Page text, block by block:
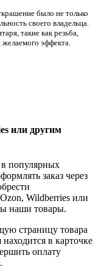
было не только
своего владельца.
такие как резьба,
эффекта.
или другим
популярных
заказ через
Wildberries или
наши товары.
страницу товара
в карточке
оплату